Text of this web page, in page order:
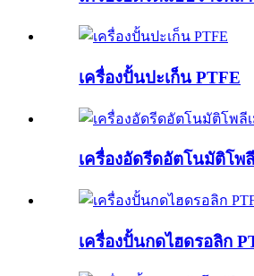
เครื่องปั้นปะเก็น PTFE
เครื่องอัดรีดอัตโนมัติโพ
เครื่องปั้นกดไฮดรอลิก